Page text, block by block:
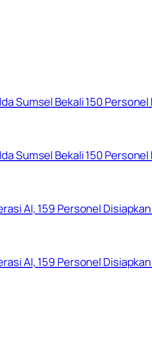
Sumsel Bekali 150 Personel
Sumsel Bekali 150 Personel
AI, 159 Personel
AI, 159 Personel